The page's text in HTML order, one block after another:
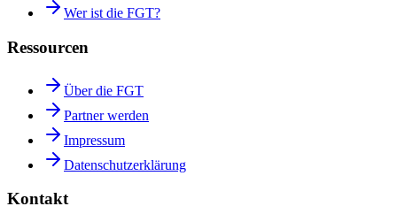
Wer ist die FGT?
Ressourcen
Über die FGT
Partner werden
Impressum
Datenschutzerklärung
Kontakt